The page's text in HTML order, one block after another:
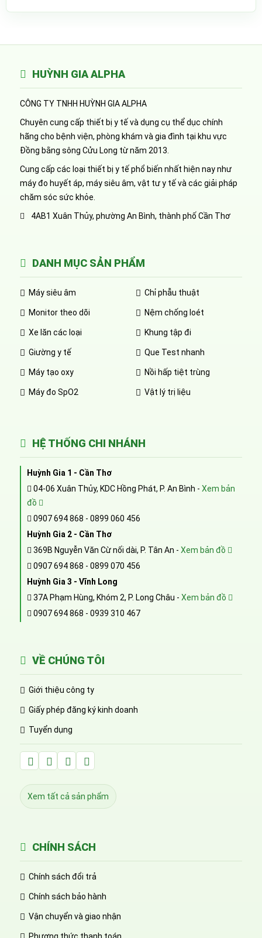
HUỲNH GIA ALPHA
CÔNG TY TNHH HUỲNH GIA ALPHA
Chuyên cung cấp thiết bị y tế và dụng cụ thể dục chính
hãng cho bệnh viện, phòng khám và gia đình tại khu vực
Đồng bằng sông Cửu Long từ năm 2013.
Cung cấp các loại thiết bị y tế phổ biến nhất hiện nay như
máy đo huyết áp, máy siêu âm, vật tư y tế và các giải pháp
chăm sóc sức khỏe.
4AB1 Xuân Thủy, phường An Bình, thành phố Cần Thơ
DANH MỤC SẢN PHẨM
Máy siêu âm
Monitor theo dõi
Xe lăn các loại
Giường y tế
Máy tạo oxy
Máy đo SpO2
Chỉ phẫu thuật
Nệm chống loét
Khung tập đi
Que Test nhanh
Nồi hấp tiệt trùng
Vật lý trị liệu
HỆ THỐNG CHI NHÁNH
Huỳnh Gia 1 - Cần Thơ
04-06 Xuân Thủy, KDC Hồng Phát, P. An Bình - Xem bản
đồ
0907 694 868 - 0899 060 456
Huỳnh Gia 2 - Cần Thơ
369B Nguyễn Văn Cừ nối dài, P. Tân An - Xem bản đồ
0907 694 868 - 0899 070 456
Huỳnh Gia 3 - Vĩnh Long
37A Phạm Hùng, Khóm 2, P. Long Châu - Xem bản đồ
0907 694 868 - 0939 310 467
VỀ CHÚNG TÔI
Giới thiệu công ty
Giấy phép đăng ký kinh doanh
Tuyển dụng
Facebook Huỳnh Gia Alpha
LinkedIn Huỳnh Gia Alpha
YouTube Huỳnh Gia Alpha
Twitter Huỳnh Gia Alpha
Xem tất cả sản phẩm
CHÍNH SÁCH
Chính sách đổi trả
Chính sách bảo hành
Vận chuyển và giao nhận